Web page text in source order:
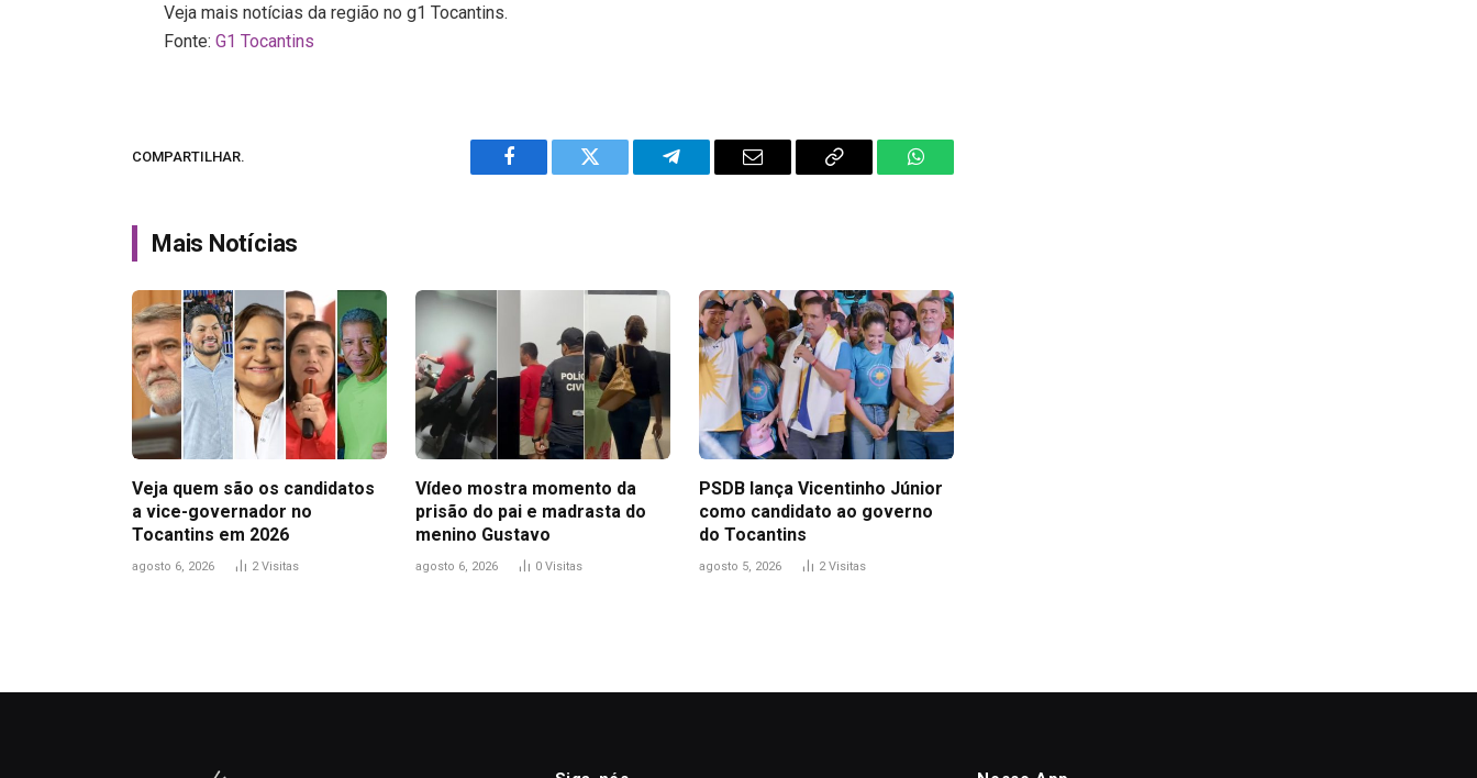
Veja mais notícias da região no g1 Tocantins.
Fonte:G1 Tocantins
COMPARTILHAR.
Facebook Twitter Telegram Email
Copy
WhatsApp
Mais Notícias
Veja quem são os candidatos
a vice-governador no
Tocantins em 2026
agosto 6, 2026 2Visitas
Vídeo mostra momento da
prisão do pai e madrasta do
menino Gustavo
agosto 6, 2026 0 Visitas
PSDB lança Vicentinho Júnior
como candidato ao governo
do Tocantins
agosto 5, 2026 2Visitas